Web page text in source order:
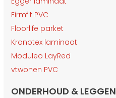
Firmfit PVC
Floorlife parket
Kronotex laminaat
Moduleo LayRed
vtwonen PVC
ONDERHOUD & LEGGEN